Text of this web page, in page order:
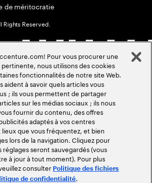
de méritocratie
Rights Reserved.
Pour vous procurer une
nous utilisons des cookies
fonctionnalités de notre site Web.
aident à savoir quels articles vous
; ils vous permettent de partager
sur les médias sociaux ; ils nous
fournir du contenu, des offres
adaptés à vos centres
lieux que vous fréquentez, et bien
lors de la navigation. Cliquez pour
seront sauvegardés (vous
à jour à tout moment). Pour plus
consulter Politique des fichiers
de confidentialité.